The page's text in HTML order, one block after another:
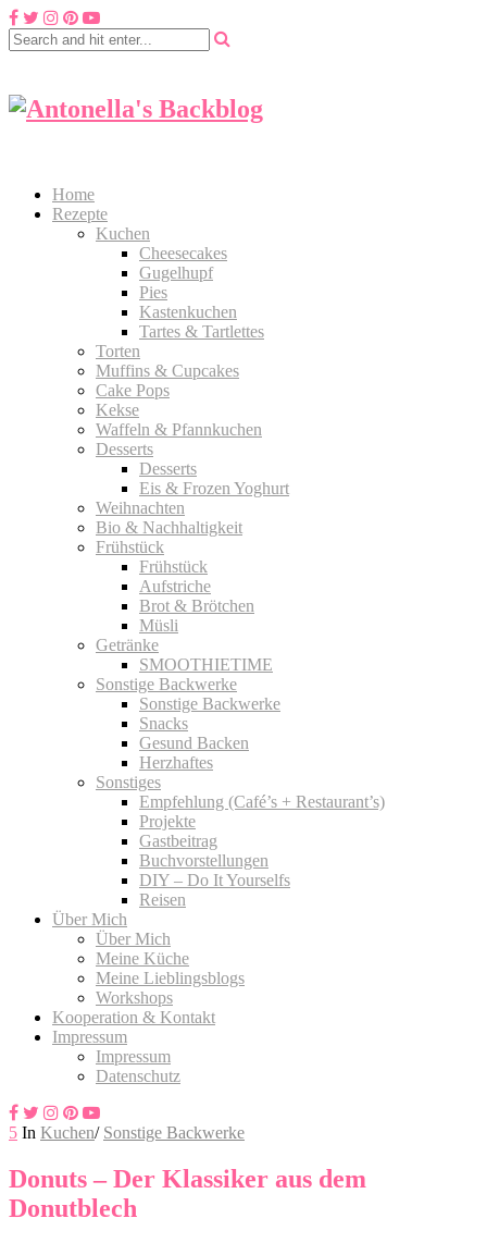
Home
Rezepte
Kuchen
Cheesecakes
Gugelhupf
Pies
Kastenkuchen
Tartes & Tartlettes
Torten
Muffins & Cupcakes
Cake Pops
Kekse
Waffeln & Pfannkuchen
Desserts
Desserts
Eis & Frozen Yoghurt
Weihnachten
Bio & Nachhaltigkeit
Frühstück
Frühstück
Aufstriche
Brot & Brötchen
Müsli
Getränke
SMOOTHIETIME
Sonstige Backwerke
Sonstige Backwerke
Snacks
Gesund Backen
Herzhaftes
Sonstiges
Empfehlung (Café’s + Restaurant’s)
Projekte
Gastbeitrag
Buchvorstellungen
DIY – Do It Yourselfs
Reisen
Über Mich
Über Mich
Meine Küche
Meine Lieblingsblogs
Workshops
Kooperation & Kontakt
Impressum
Impressum
Datenschutz
5 In Kuchen/ Sonstige Backwerke
Donuts – Der Klassiker aus dem
Donutblech